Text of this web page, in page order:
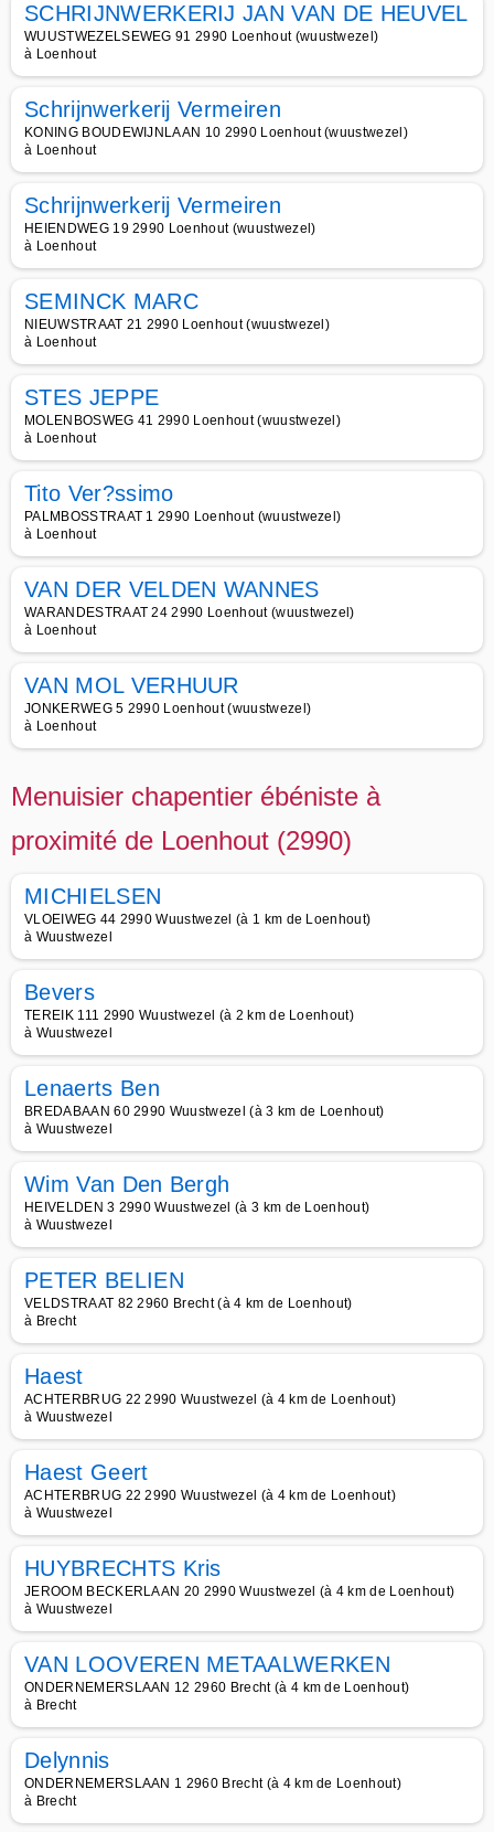
SCHRIJNWERKERIJ JAN VAN DE HEUVEL
WUUSTWEZELSEWEG 91 2990 Loenhout (wuustwezel)
à Loenhout
Schrijnwerkerij Vermeiren
KONING BOUDEWIJNLAAN 10 2990 Loenhout (wuustwezel)
à Loenhout
Schrijnwerkerij Vermeiren
HEIENDWEG 19 2990 Loenhout (wuustwezel)
à Loenhout
SEMINCK MARC
NIEUWSTRAAT 21 2990 Loenhout (wuustwezel)
à Loenhout
STES JEPPE
MOLENBOSWEG 41 2990 Loenhout (wuustwezel)
à Loenhout
Tito Ver?ssimo
PALMBOSSTRAAT 1 2990 Loenhout (wuustwezel)
à Loenhout
VAN DER VELDEN WANNES
WARANDESTRAAT 24 2990 Loenhout (wuustwezel)
à Loenhout
VAN MOL VERHUUR
JONKERWEG 5 2990 Loenhout (wuustwezel)
à Loenhout
Menuisier chapentier ébéniste à
proximité de Loenhout (2990)
MICHIELSEN
VLOEIWEG 44 2990 Wuustwezel (à 1 km de Loenhout)
à Wuustwezel
Bevers
TEREIK 111 2990 Wuustwezel (à 2 km de Loenhout)
à Wuustwezel
Lenaerts Ben
BREDABAAN 60 2990 Wuustwezel (à 3 km de Loenhout)
à Wuustwezel
Wim Van Den Bergh
HEIVELDEN 3 2990 Wuustwezel (à 3 km de Loenhout)
à Wuustwezel
PETER BELIEN
VELDSTRAAT 82 2960 Brecht (à 4 km de Loenhout)
à Brecht
Haest
ACHTERBRUG 22 2990 Wuustwezel (à 4 km de Loenhout)
à Wuustwezel
Haest Geert
ACHTERBRUG 22 2990 Wuustwezel (à 4 km de Loenhout)
à Wuustwezel
HUYBRECHTS Kris
JEROOM BECKERLAAN 20 2990 Wuustwezel (à 4 km de Loenhout)
à Wuustwezel
VAN LOOVEREN METAALWERKEN
ONDERNEMERSLAAN 12 2960 Brecht (à 4 km de Loenhout)
à Brecht
Delynnis
ONDERNEMERSLAAN 1 2960 Brecht (à 4 km de Loenhout)
à Brecht